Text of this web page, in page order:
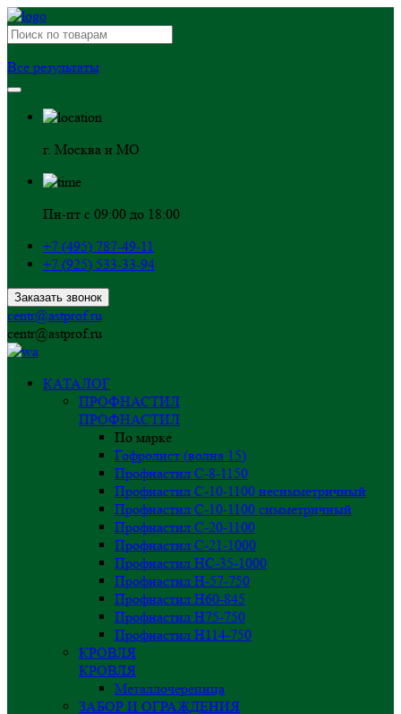
Все результаты
г. Москва и МО
Пн-пт с 09:00 до 18:00
+7 (495) 787-49-11
+7 (925) 533-33-94
Заказать звонок
centr@astprof.ru
centr@astprof.ru
КАТАЛОГ
ПРОФНАСТИЛ
ПРОФНАСТИЛ
По марке
Гофролист (волна 15)
Профнастил С-8-1150
Профнастил С-10-1100 несимметричный
Профнастил С-10-1100 симметричный
Профнастил С-20-1100
Профнастил С-21-1000
Профнастил НС-35-1000
Профнастил H-57-750
Профнастил Н60-845
Профнастил Н75-750
Профнастил Н114-750
КРОВЛЯ
КРОВЛЯ
Металлочерепица
ЗАБОР И ОГРАЖДЕНИЯ